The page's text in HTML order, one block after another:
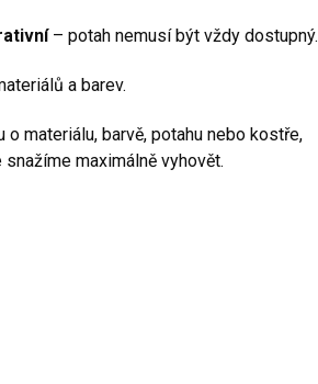
– potah nemusí být vždy dostupný.
a barev.
o materiálu, barvě, potahu nebo kostře,
maximálně vyhovět.